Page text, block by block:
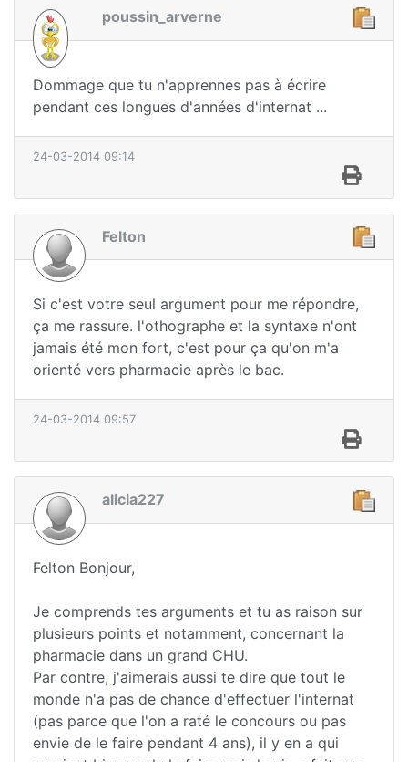
poussin_arverne
Dommage que tu n'apprennes pas à écrire
pendant ces longues d'années d'internat ...
24-03-2014 09:14
Felton
Si c'est votre seul argument pour me répondre,
ça me rassure. l'othographe et la syntaxe n'ont
jamais été mon fort, c'est pour ça qu'on m'a
orienté vers pharmacie après le bac.
24-03-2014 09:57
alicia227
Felton Bonjour,
Je comprends tes arguments et tu as raison sur
plusieurs points et notamment, concernant la
pharmacie dans un grand CHU.
Par contre, j'aimerais aussi te dire que tout le
monde n'a pas de chance d'effectuer l'internat
(pas parce que l'on a raté le concours ou pas
envie de le faire pendant 4 ans), il y en a qui